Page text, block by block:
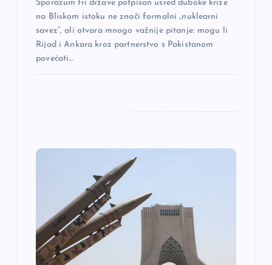
Sporazum tri države potpisan usred duboke krize
na Bliskom istoku ne znači formalni „nuklearni
savez“, ali otvara mnogo važnije pitanje: mogu li
Rijad i Ankara kroz partnerstvo s Pakistanom
povećati…